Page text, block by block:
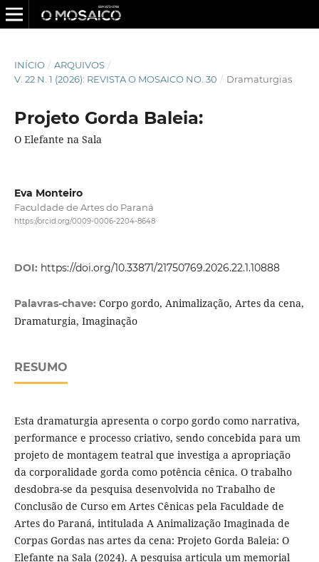
INÍCIO / ARQUIVOS /
V. 22 N. 1 (2026): REVISTA O MOSAICO NO. 30 / Dramaturgias
Projeto Gorda Baleia:
O Elefante na Sala
Eva Monteiro
Faculdade de Artes do Paraná
https://orcid.org/0009-0006-2204-8648
DOI: https://doi.org/10.33871/21750769.2026.22.1.10888
Palavras-chave: Corpo gordo, Animalização, Artes da cena,
Dramaturgia, Imaginação
RESUMO
Esta dramaturgia apresenta o corpo gordo como narrativa,
performance e processo criativo, sendo concebida para um
projeto de montagem teatral que investiga a apropriação
da corporalidade gorda como potência cênica. O trabalho
desdobra-se da pesquisa desenvolvida no Trabalho de
Conclusão de Curso em Artes Cênicas pela Faculdade de
Artes do Paraná, intitulada A Animalização Imaginada de
Corpas Gordas nas artes da cena: Projeto Gorda Baleia: O
Elefante na Sala (2024). A pesquisa articula um memorial